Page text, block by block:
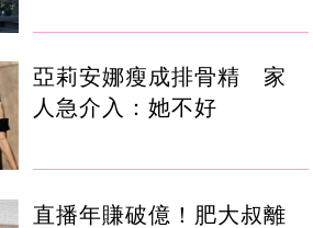
亞莉安娜瘦成排骨精 家
人急介入：她不好
直播年賺破億！肥大叔離